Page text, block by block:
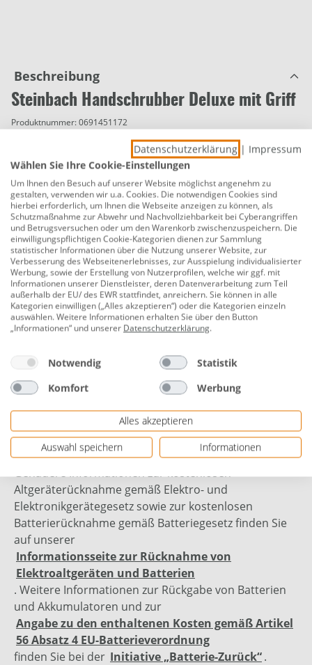
Beschreibung
Steinbach Handschrubber Deluxe mit Griff
Produktnummer:0691451172
Für die einfache und schnelle Reinigung von
Pooloberflächen.
Der massive Handgriff ermöglicht ein entspanntes
Arbeiten.
massiver Handgriff
hohe Reinigungsleistung
Herstellerinformationen: Steinbach International
GmbH | L. Steinbach Platz 1 | 4311 Schwertberg,
OESTERREICH | Webseite: www.steinbach-
group.com | eMail: shop-info@steinbach.at |
Bewertungen
Genauere Informationen zur kostenlosen
Altgeräterücknahme gemäß Elektro- und
Elektronikgerätegesetz sowie zur kostenlosen
Batterierücknahme gemäß Batteriegesetz finden Sie
auf unserer
Informationsseite zur Rücknahme von
Elektroaltgeräten und Batterien
. Weitere Informationen zur Rückgabe von Batterien
und Akkumulatoren und zur
Angabe zu den enthaltenen Kosten gemäß Artikel
56 Absatz 4 EU-Batterieverordnung
finden Sie bei der Initiative „Batterie-Zurück“.
Datenschutzerklärung | Impressum
Wählen Sie Ihre Cookie-Einstellungen
Um Ihnen den Besuch auf unserer Website möglichst angenehm zu
gestalten, verwenden wir u.a. Cookies. Die notwendigen Cookies sind
hierbei erforderlich, um Ihnen die Webseite anzeigen zu können, als
Schutzmaßnahme zur Abwehr und Nachvollziehbarkeit bei Cyberangriffen
und Betrugsversuchen oder um den Warenkorb zwischenzuspeichern. Die
einwilligungspflichtigen Cookie-Kategorien dienen zur Sammlung
statistischer Informationen über die Nutzung unserer Website, zur
Verbesserung des Webseitenerlebnisses, zur Ausspielung individualisierter
Werbung, sowie der Erstellung von Nutzerprofilen, welche wir ggf. mit
Informationen unserer Dienstleister, deren Datenverarbeitung zum Teil
außerhalb der EU/ des EWR stattfindet, anreichern. Sie können in alle
Kategorien einwilligen („Alles akzeptieren“) oder die Kategorien einzeln
auswählen. Weitere Informationen erhalten Sie über den Button
„Informationen“ und unserer Datenschutzerklärung.
Notwendig
Statistik
Komfort
Werbung
Alles akzeptieren
Auswahl speichern
Informationen